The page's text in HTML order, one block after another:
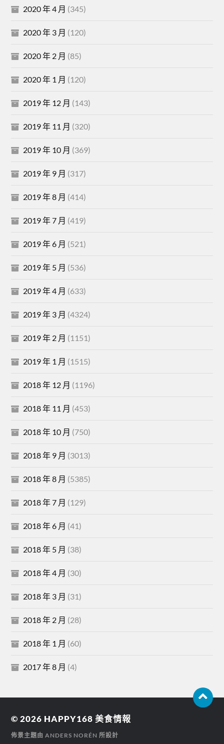
2020 年 4 月 (345)
2020 年 3 月 (120)
2020 年 2 月 (85)
2020 年 1 月 (120)
2019 年 12 月 (143)
2019 年 11 月 (320)
2019 年 10 月 (369)
2019 年 9 月 (317)
2019 年 8 月 (414)
2019 年 7 月 (419)
2019 年 6 月 (521)
2019 年 5 月 (536)
2019 年 4 月 (633)
2019 年 3 月 (4324)
2019 年 2 月 (1151)
2019 年 1 月 (1515)
2018 年 12 月 (1196)
2018 年 11 月 (453)
2018 年 10 月 (750)
2018 年 9 月 (3013)
2018 年 8 月 (5385)
2018 年 7 月 (129)
2018 年 6 月 (41)
2018 年 5 月 (38)
2018 年 4 月 (30)
2018 年 3 月 (31)
2018 年 2 月 (28)
2018 年 1 月 (60)
2017 年 8 月 (4)
© 2026 HAPPY168 美食情報
佈景主題由ANDERS NORÉN 所設計